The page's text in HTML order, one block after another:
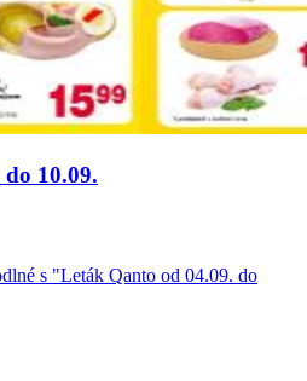
10.09.
s "Leták Qanto od 04.09. do